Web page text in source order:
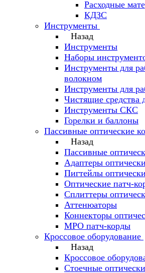
Расходные
КДЗС
Инструменты
Назад
Инструменты
Наборы
Инструменты для
волокном
Инструменты для
Чистящие средства
Инструменты СКС
Горелки и баллоны
Пассивные оптические
Назад
Пассивные
Адаптеры
Пигтейлы
Оптические патч-
Сплиттеры
Аттенюаторы
Коннекторы
MPO патч-корды
Кроссовое оборудование
Назад
Кроссовое
Стоечные